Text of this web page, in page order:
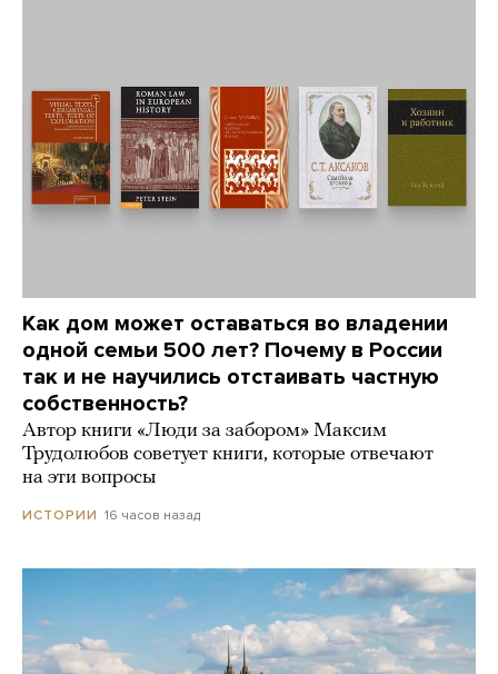
Как дом может оставаться во владении
одной семьи 500 лет? Почему в России
так и не научились отстаивать частную
собственность?
Автор книги «Люди за забором» Максим
Трудолюбов советует книги, которые отвечают
на эти вопросы
ИСТОРИИ 16 часов назад